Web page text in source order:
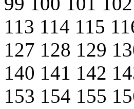
113 114 115
127 128 129
140 141 142
153 154 155